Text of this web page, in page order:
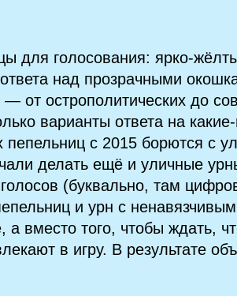
для голосования:
над прозрачными
от острополитических до
варианты ответа на
с 2015 борются с
делать ещё и уличные
(буквально, там
и урн с
а вместо того, чтобы ждать,
в игру. В результате